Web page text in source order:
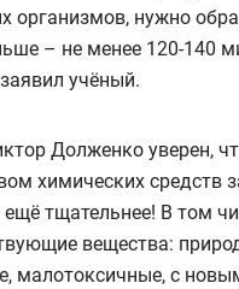
организмов, нужно
– не менее 120-140
учёный.
Долженко уверен,
химических средств
тщательнее! В том
вещества:
малотоксичные, с